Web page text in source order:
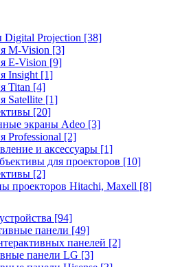
Digital Projection [38]
M-Vision [3]
E-Vision [9]
Insight [1]
Titan [4]
Satellite [1]
[20]
экраны Adeo [3]
Professional [2]
и аксессуары [1]
для проекторов [10]
[2]
проекторов Hitachi, Maxell [8]
[94]
панели [49]
панелей [2]
панели LG [3]